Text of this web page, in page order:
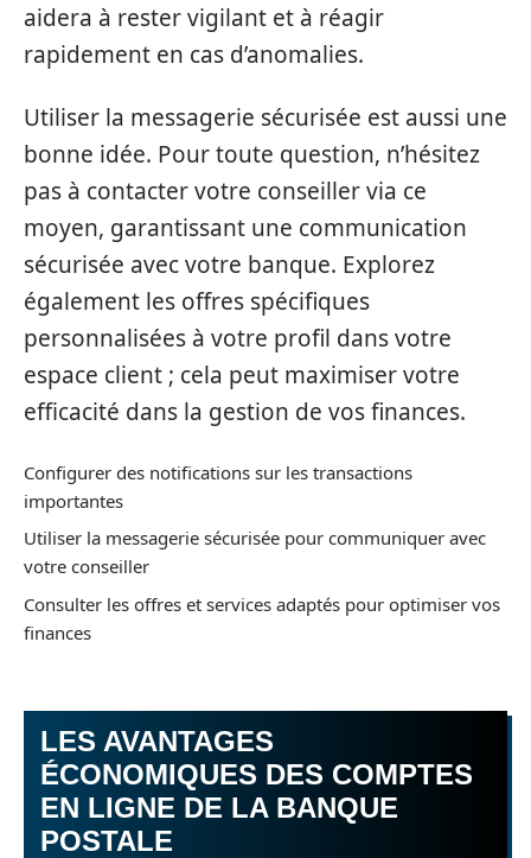
aidera à rester vigilant et à réagir
rapidement en cas d’anomalies.
Utiliser la messagerie sécurisée est aussi une
bonne idée. Pour toute question, n’hésitez
pas à contacter votre conseiller via ce
moyen, garantissant une communication
sécurisée avec votre banque. Explorez
également les offres spécifiques
personnalisées à votre profil dans votre
espace client ; cela peut maximiser votre
efficacité dans la gestion de vos finances.
Configurer des notifications sur les transactions
importantes
Utiliser la messagerie sécurisée pour communiquer avec
votre conseiller
Consulter les offres et services adaptés pour optimiser vos
finances
LES AVANTAGES
ÉCONOMIQUES DES COMPTES
EN LIGNE DE LA BANQUE
POSTALE